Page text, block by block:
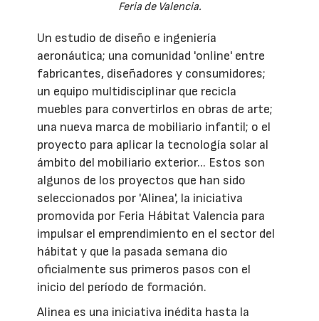
Feria de Valencia.
Un estudio de diseño e ingeniería
aeronáutica; una comunidad 'online' entre
fabricantes, diseñadores y consumidores;
un equipo multidisciplinar que recicla
muebles para convertirlos en obras de arte;
una nueva marca de mobiliario infantil; o el
proyecto para aplicar la tecnología solar al
ámbito del mobiliario exterior... Estos son
algunos de los proyectos que han sido
seleccionados por 'Alinea', la iniciativa
promovida por Feria Hábitat Valencia para
impulsar el emprendimiento en el sector del
hábitat y que la pasada semana dio
oficialmente sus primeros pasos con el
inicio del período de formación.
Alinea es una iniciativa inédita hasta la